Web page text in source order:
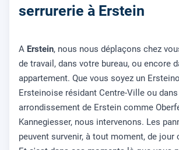
serrurerie à Erstein
A Erstein, nous nous déplaçons chez
de travail, dans votre bureau, ou encore
appartement. Que vous soyez un
Ersteinoise résidant Centre-Ville ou
arrondissement de Erstein comme
Kannegiesser, nous intervenons. Les
peuvent survenir, à tout moment, de jour